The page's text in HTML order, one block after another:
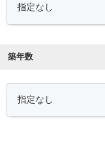
築年数